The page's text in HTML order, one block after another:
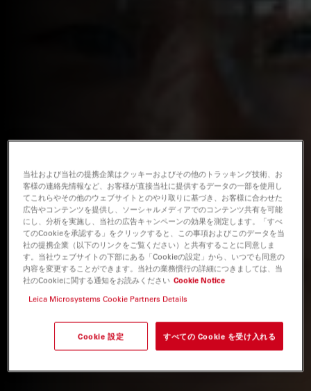
当社および当社の提携企業はクッキーおよびその他のトラッキング技術、お
客様の連絡先情報など、お客様が直接当社に提供するデータの一部を使用し
てこれらやその他のウェブサイトとのやり取りに基づき、お客様に合わせた
広告やコンテンツを提供し、ソーシャルメディアでのコンテンツ共有を可能
にし、分析を実施し、当社の広告キャンペーンの効果を測定します。「すべ
てのCookieを承認する」をクリックすると、この事項およびこのデータを当
社の提携企業（以下のリンクをご覧ください）と共有することに同意しま
す。当社ウェブサイトの下部にある「Cookieの設定」から、いつでも同意の
内容を変更することができます。当社の業務慣行の詳細につきましては、当
社のCookieに関する通知をお読みください Cookie Notice
Leica Microsystems Cookie Partners Details
Cookie 設定 すべての Cookie を受け入れる